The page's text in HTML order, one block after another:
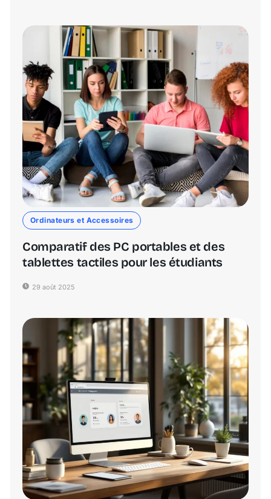
Ordinateurs et Accessoires
Comparatif des PC portables et des
tablettes tactiles pour les étudiants
29 août 2025